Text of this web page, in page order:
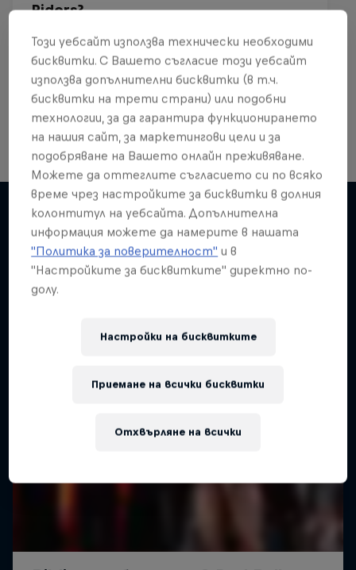
Riders?
29 – 30 Юли 2026
Budapest, Hungary
BREAKING
Past event
Подобни
Take the Title
Red Bull Dance Your Style
1 сезон · 4 епизоди
Този уебсайт използва технически необходими
бисквитки. С Вашето съгласие този уебсайт
използва допълнителни бисквитки (в т.ч.
бисквитки на трети страни) или подобни
технологии, за да гарантира функционирането
на нашия сайт, за маркетингови цели и за
подобряване на Вашето онлайн преживяване.
Можете да оттеглите съгласието си по всяко
време чрез настройките за бисквитки в долния
колонтитул на уебсайта. Допълнителна
информация можете да намерите в нашата
"Политика за поверителност" и в
"Настройките за бисквитките" директно по-
долу.
Настройки на бисквитките
Отхвърляне на всички
Приемане на всички бисквитки